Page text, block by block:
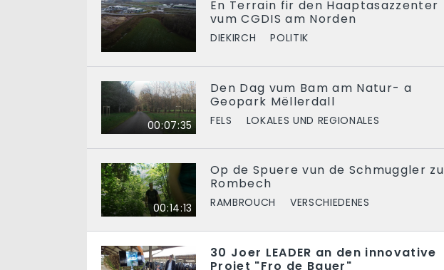
En Terrain fir den Haaptasazzenter
vum CGDIS am Norden
DIEKIRCH POLITIK
00:07:35
Den Dag vum Bam am Natur- a
Geopark Mëllerdall
FELS LOKALES UND REGIONALES
00:14:13
Op de Spuere vun de Schmuggler zu
Rombech
RAMBROUCH VERSCHIEDENES
30 Joer LEADER an den innovative
Projet "Fro de Bauer"